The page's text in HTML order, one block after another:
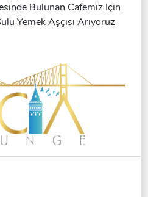
Bulunan Cafemiz Için
Yemek Aşçısı Arıyoruz